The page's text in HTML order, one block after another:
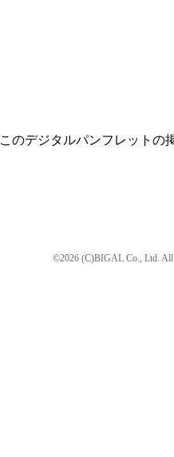
このデジタルパンフレットの
©2026 (C)BIGAL Co., Ltd. All